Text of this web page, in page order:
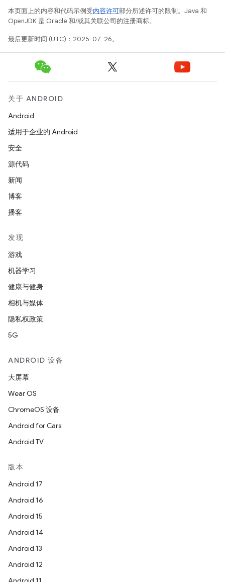
本页面上的内容和代码示例受内容许可部分所述许可的限制。Java 和
OpenJDK 是 Oracle 和/或其关联公司的注册商标。
最后更新时间 (UTC)：2025-07-26。
关于 ANDROID
Android
适用于企业的 Android
安全
源代码
新闻
博客
播客
发现
游戏
机器学习
健康与健身
相机与媒体
隐私权政策
5G
ANDROID 设备
大屏幕
Wear OS
ChromeOS 设备
Android for Cars
Android TV
版本
Android 17
Android 16
Android 15
Android 14
Android 13
Android 12